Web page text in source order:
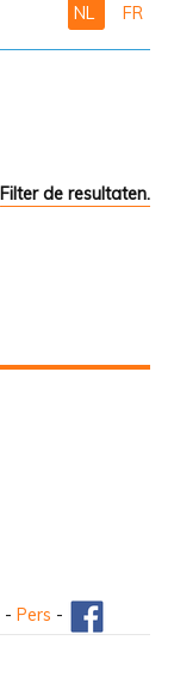
NL FR
Filter de resultaten.
- Pers -